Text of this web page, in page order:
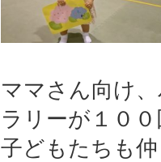
ママさん向け
ラリーが１０
子どもたちも